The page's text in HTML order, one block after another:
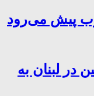
پیش می‌رود
در لبنان به